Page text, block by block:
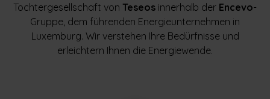
Tochtergesellschaft von Teseos innerhalb der Encevo-
Gruppe, dem führenden Energieunternehmen in
Luxemburg. Wir verstehen Ihre Bedürfnisse und
erleichtern Ihnen die Energiewende.